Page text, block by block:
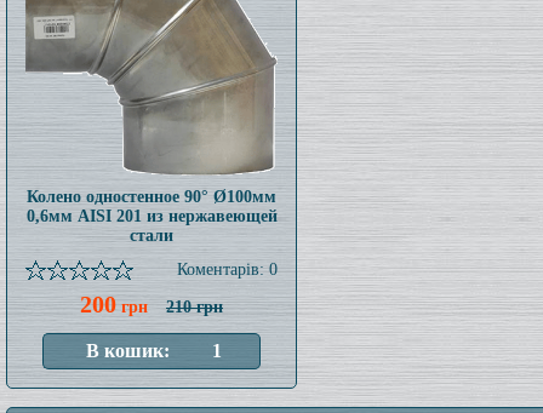
Колено одностенное 90° Ø100мм
0,6мм AISI 201 из нержавеющей
стали
Коментарів: 0
200 грн 210 грн